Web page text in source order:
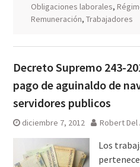
Obligaciones laborales,
Remuneración, Trabajadores
Decreto Supremo 243-
pago de aguinaldo de
servidores publicos
diciembre 7, 2012 Robert Del
Los